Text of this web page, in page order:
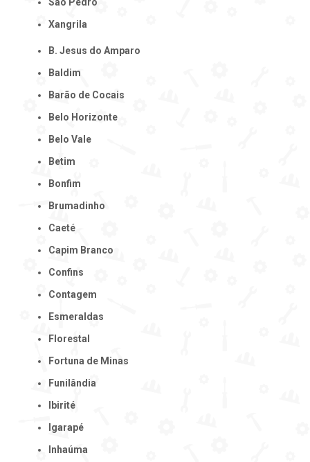
Xangrila
B. Jesus do Amparo
Baldim
Barão de Cocais
Belo Horizonte
Belo Vale
Betim
Bonfim
Brumadinho
Caeté
Capim Branco
Confins
Contagem
Esmeraldas
Florestal
Fortuna de Minas
Funilândia
Ibirité
Igarapé
Inhaúma